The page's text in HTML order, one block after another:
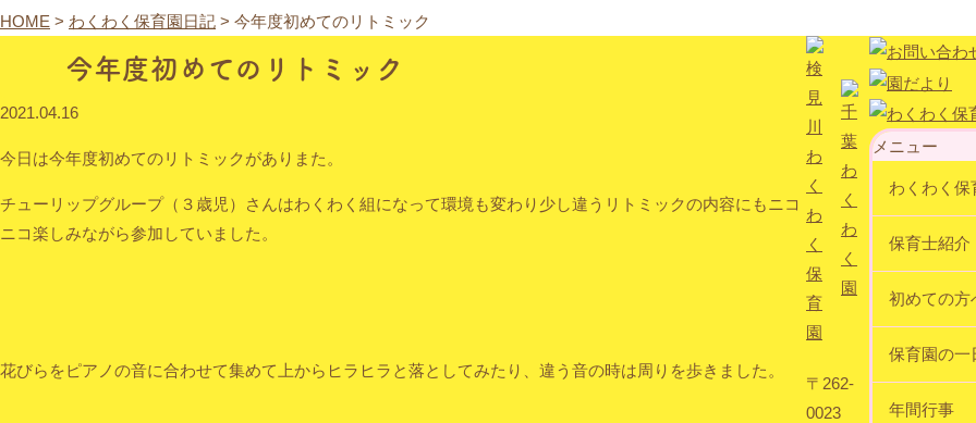
HOME > わくわく保育園日記 > 今年度初めてのリトミック
今年度初めてのリトミック
2021.04.16
今日は今年度初めてのリトミックがありまた。
チューリップグループ（３歳児）さんはわくわく組になって環境も変わり少し違うリトミックの内容にもニコ
ニコ楽しみながら参加していました。
花びらをピアノの音に合わせて集めて上からヒラヒラと落としてみたり、違う音の時は周りを歩きました。
メニュー
わくわく保
保育士紹介
初めての方
保育園の一
年間行事
〒262-
0023